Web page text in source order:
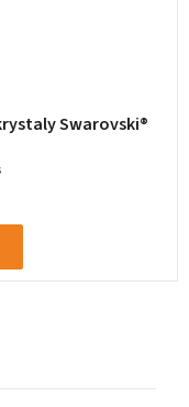
Swarovski®